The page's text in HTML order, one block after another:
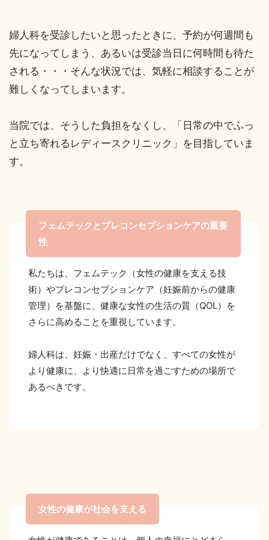
婦人科を受診したいと思ったときに、予約が何週間も
先になってしまう、あるいは受診当日に何時間も待た
される・・・そんな状況では、気軽に相談することが
難しくなってしまいます。
当院では、そうした負担をなくし、「日常の中でふっ
と立ち寄れるレディースクリニック」を目指していま
す。
フェムテックとプレコンセプションケアの重要
性
私たちは、フェムテック（女性の健康を支える技
術）やプレコンセプションケア（妊娠前からの健康
管理）を基盤に、健康な女性の生活の質（QOL）を
さらに高めることを重視しています。
婦人科は、妊娠・出産だけでなく、すべての女性が
より健康に、より快適に日常を過ごすための場所で
あるべきです。
女性の健康が社会を支える